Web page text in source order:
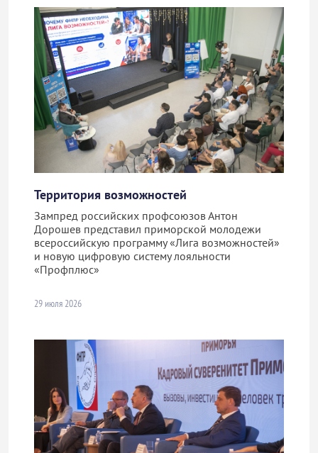
Территория возможностей
Зампред российских профсоюзов Антон
Дорошев представил приморской молодежи
всероссийскую программу «Лига возможностей»
и новую цифровую систему лояльности
«Профплюс»
29 июля 2026